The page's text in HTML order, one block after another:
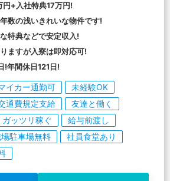
円+入社特典17万円!
数の浅いきれいな物件です!
特典などで安定収入!
ますが入寮は即対応可!
!年間休日121日!
イカー通勤可
未経験OK
通費規定支給
友達と働く
ガッツリ稼ぐ
給与前渡し
駐車場無料
社員食堂あり